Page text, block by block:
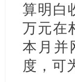
算明白
万元在
本月并
度，可